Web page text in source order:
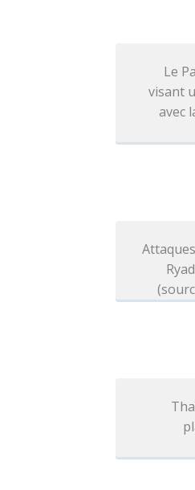
Le
visant
avec